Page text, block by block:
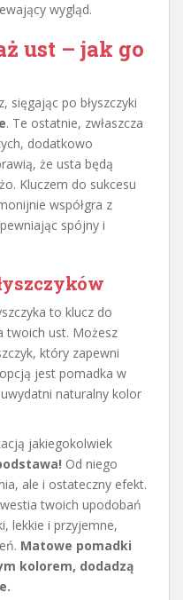
wygląd.
ust – jak go
sięgając po błyszczyki
. Te ostatnie, zwłaszcza
dodatkowo
że usta będą
Kluczem do sukcesu
współgra z
spójny i
to klucz do
twoich ust. Możesz
który zapewni
jest pomadka w
naturalny kolor
jakiegokolwiek
Od niego
ale i ostateczny efekt.
twoich upodobań
lekkie i przyjemne,
Matowe pomadki
kolorem, dodadzą